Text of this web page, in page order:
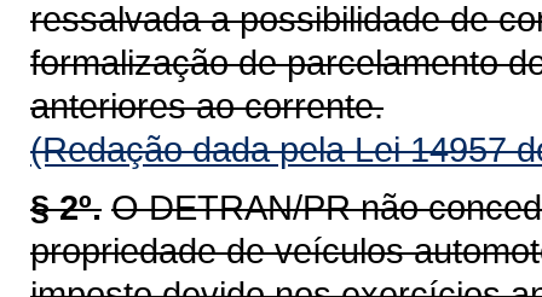
ressalvada a possibilidade de
formalização de parcelamento
anteriores ao corrente.
(Redação dada pela Lei 14957
§ 2º. O DETRAN/PR não
propriedade de veículos